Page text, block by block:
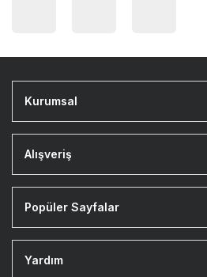
Kurumsal
Alışveriş
Popüler Sayfalar
Yardım